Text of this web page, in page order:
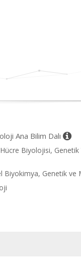
Ana Bilim Dalı
Biyolojisi, Genetik
Biyokimya, Genetik ve